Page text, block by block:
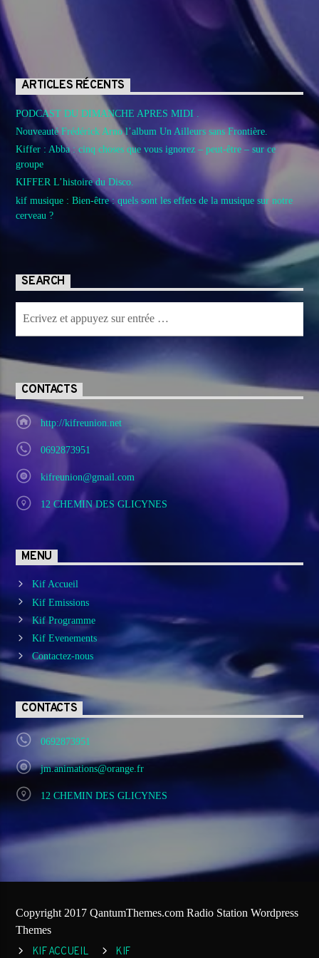
ARTICLES RÉCENTS
PODCAST DU DIMANCHE APRES MIDI .
Nouveauté Frédérick Arno l’album Un Ailleurs sans Frontière.
Kiffer : Abba : cinq choses que vous ignorez – peut-être – sur ce
groupe
KIFFER L’histoire du Disco.
kif musique : Bien-être : quels sont les effets de la musique sur notre
cerveau ?
SEARCH
CONTACTS
http://kifreunion.net
0692873951
kifreunion@gmail.com
12 CHEMIN DES GLICYNES
MENU
Kif Accueil
Kif Emissions
Kif Programme
Kif Evenements
Contactez-nous
CONTACTS
0692873951
jm.animations@orange.fr
12 CHEMIN DES GLICYNES
Copyright 2017 QantumThemes.com Radio Station Wordpress
Themes
KIF ACCUEIL
KIF